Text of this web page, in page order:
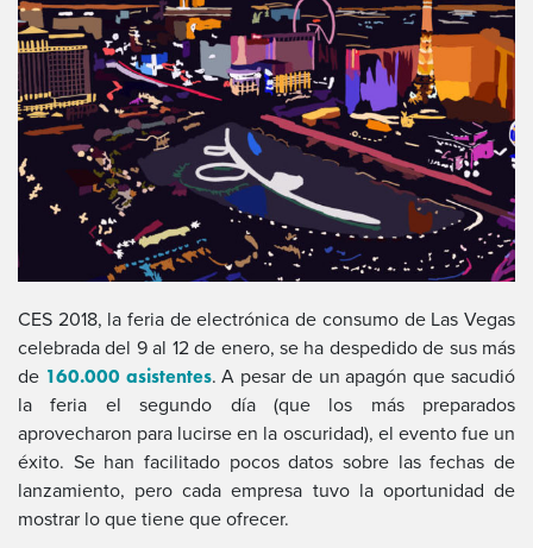
CES 2018, la feria de electrónica de consumo de Las Vegas
celebrada del 9 al 12 de enero, se ha despedido de sus más
de 160.000 asistentes. A pesar de un apagón que sacudió
la feria el segundo día (que los más preparados
aprovecharon para lucirse en la oscuridad), el evento fue un
éxito. Se han facilitado pocos datos sobre las fechas de
lanzamiento, pero cada empresa tuvo la oportunidad de
mostrar lo que tiene que ofrecer.